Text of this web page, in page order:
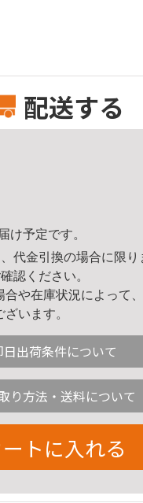
配送する
け予定です。
代金引換の場合に限
認ください。
や在庫状況によって
います。
日出荷条件について
り方法・送料について
トに入れる